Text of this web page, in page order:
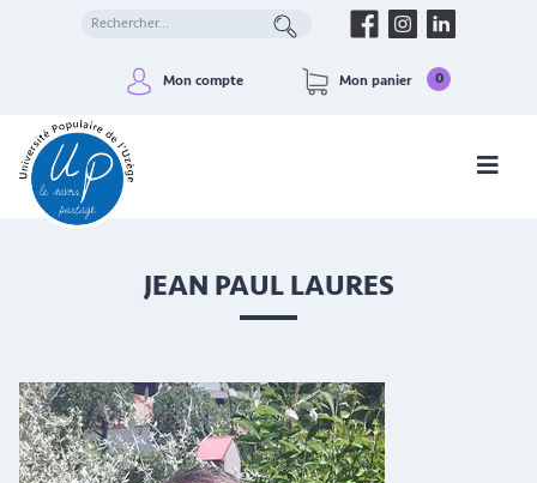
Mon compte Mon panier 0
JEAN PAUL LAURES